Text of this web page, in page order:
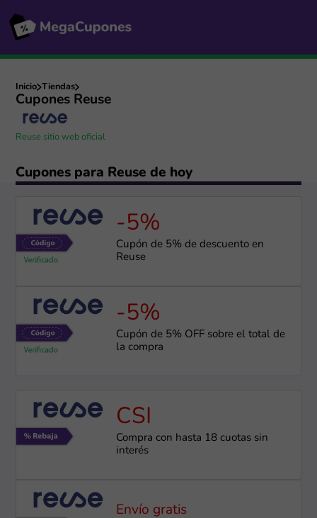
Inicio Tiendas
Cupones Reuse
Reuse sitio web oficial
Cupones para Reuse de hoy
-5%
Cupón de 5% de descuento en
Reuse
-5%
Cupón de 5% OFF sobre el total de
la compra
CSI
Compra con hasta 18 cuotas sin
interés
Envío gratis